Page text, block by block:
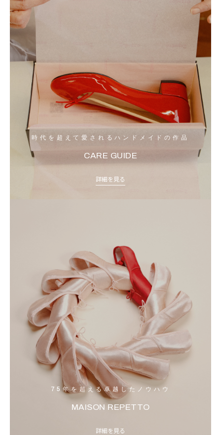
時代を超えて愛されるハンドメイドの作品
CARE GUIDE
詳細を見る
75年を超える卓越したノウハウ
MAISON REPETTO
詳細を見る